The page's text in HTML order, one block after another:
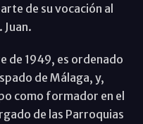
de su vocación al
Juan.
de 1949, es ordenado
de Málaga, y,
como formador en el
de las Parroquias